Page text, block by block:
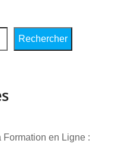
Rechercher
en Ligne :